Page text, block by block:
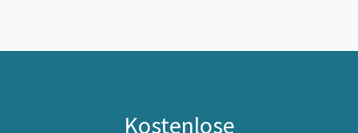
Kostenlose